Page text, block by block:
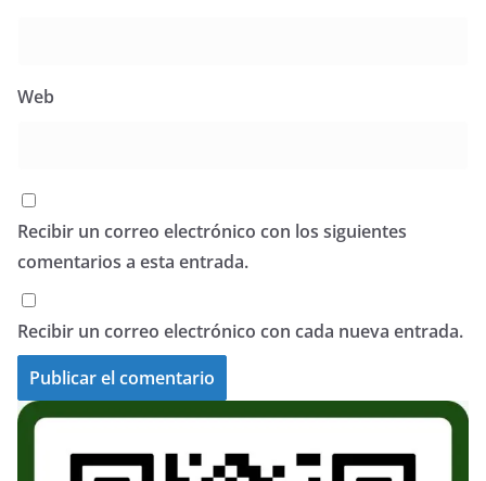
Web
Recibir un correo electrónico con los siguientes
comentarios a esta entrada.
Recibir un correo electrónico con cada nueva entrada.